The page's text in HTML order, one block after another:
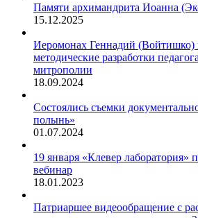
Памяти архимандрита Иоанна
15.12.2025
Иеромонах Геннадий (Войтишко)
методические разработки
митрополии
18.09.2024
Состоялись съемки
полынь»
01.07.2024
19 января «Клевер лаборатория»
вебинар
18.01.2023
Патриаршее видеообращение с